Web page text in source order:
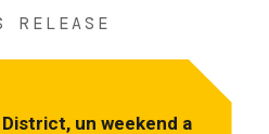
RELEASE
un weekend a